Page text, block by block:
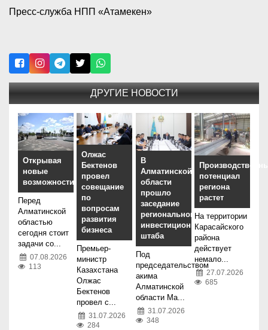
Пресс-служба НПП «Атамекен»
ДРУГИЕ НОВОСТИ
Открывая
новые
возможности
Перед
Алматинской
областью
сегодня стоит
задачи со...
07.08.2026
113
Олжас
Бектенов
провел
совещание
по
вопросам
развития
бизнеса
Премьер-
министр
Казахстана
Олжас
Бектенов
провел с...
31.07.2026
284
В
Алматинской
области
прошло
заседание
регионального
инвестиционного
штаба
Под
председательством
акима
Алматинской
области Ма...
31.07.2026
348
потенциал
региона
растет
На территории
Карасайского
района
действует
немало...
27.07.2026
685